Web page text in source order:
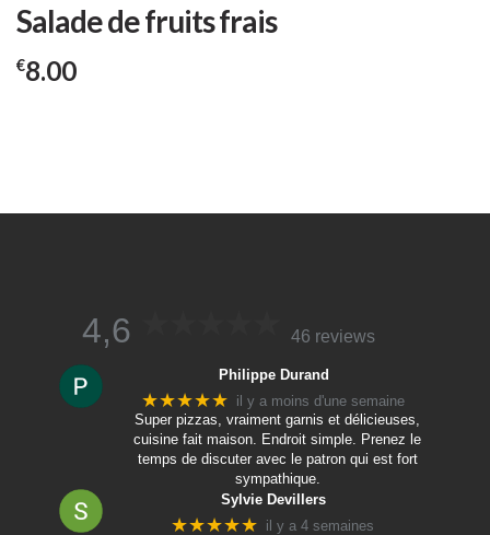
Salade de fruits frais
€8.00
4,6 46 reviews
Philippe Durand
★★★★★ il y a moins d'une semaine
Super pizzas, vraiment garnis et délicieuses,
cuisine fait maison. Endroit simple. Prenez le
temps de discuter avec le patron qui est fort
sympathique.
Sylvie Devillers
★★★★★ il y a 4 semaines